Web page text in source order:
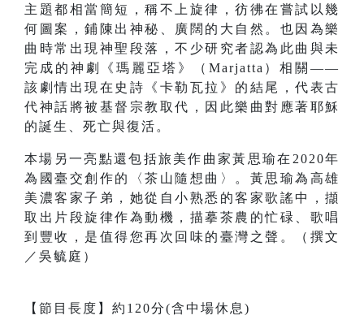
主題都相當簡短，稱不上旋律，彷彿在嘗試以幾
何圖案，鋪陳出神秘、廣闊的大自然。也因為樂
曲時常出現神聖段落，不少研究者認為此曲與未
完成的神劇《瑪麗亞塔》（Marjatta）相關——
該劇情出現在史詩《卡勒瓦拉》的結尾，代表古
代神話將被基督宗教取代，因此樂曲對應著耶穌
的誕生、死亡與復活。
本場另一亮點還包括旅美作曲家黃思瑜在2020年
為國臺交創作的〈茶山隨想曲〉。黃思瑜為高雄
美濃客家子弟，她從自小熟悉的客家歌謠中，擷
取出片段旋律作為動機，描摹茶農的忙碌、歌唱
到豐收，是值得您再次回味的臺灣之聲。（撰文
／吳毓庭）
【節目長度】約120分(含中場休息)